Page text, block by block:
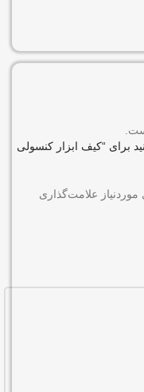
برای “کیف ابزار کنسولی
علامت‌گذاری